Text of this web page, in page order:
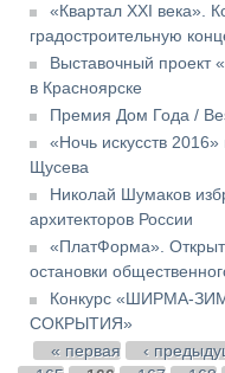
«Квартал XXI века».
градостроительную
Выставочный проект
в Красноярске
Премия Дом Года /
«Ночь искусств
Щусева
Николай Шумаков
архитекторов России
«ПлатФорма».
остановки
Конкурс «ШИРМА-
СОКРЫТИЯ»
Страницы
« первая ‹